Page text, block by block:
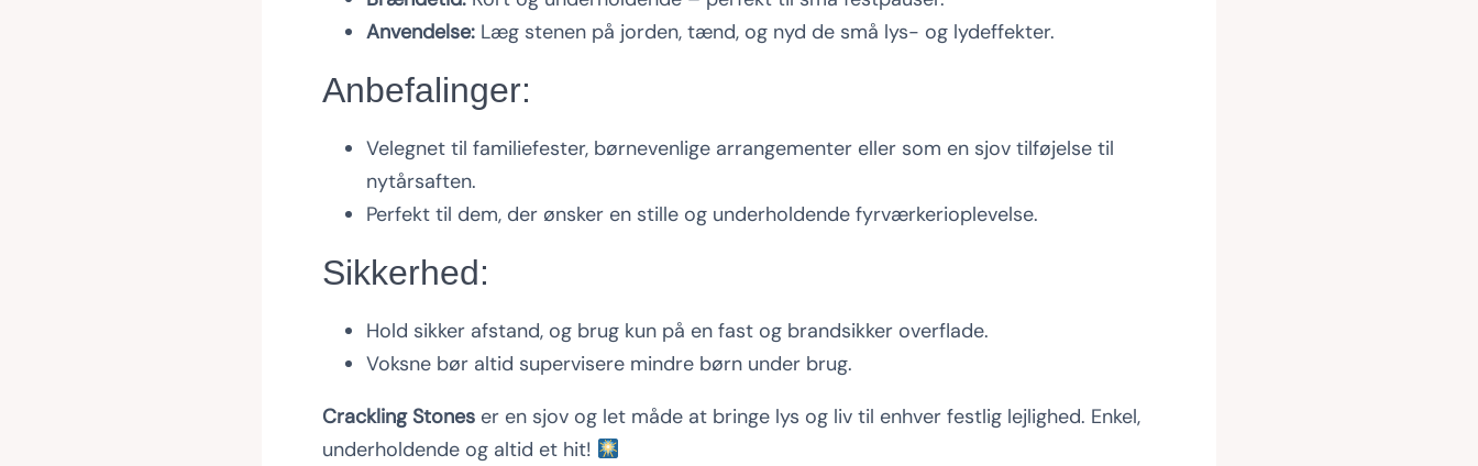
Anvendelse: Læg stenen på jorden, tænd, og nyd de små lys- og lydeffekter.
Anbefalinger:
Velegnet til familiefester, børnevenlige arrangementer eller som en sjov tilføjelse til
nytårsaften.
Perfekt til dem, der ønsker en stille og underholdende fyrværkerioplevelse.
Sikkerhed:
Hold sikker afstand, og brug kun på en fast og brandsikker overflade.
Voksne bør altid supervisere mindre børn under brug.
Crackling Stones er en sjov og let måde at bringe lys og liv til enhver festlig lejlighed. Enkel,
underholdende og altid et hit!